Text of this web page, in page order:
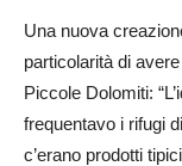
Una nuova
particolarità di
Piccole Dolomiti:
frequentavo i rifugi
c’erano prodotti